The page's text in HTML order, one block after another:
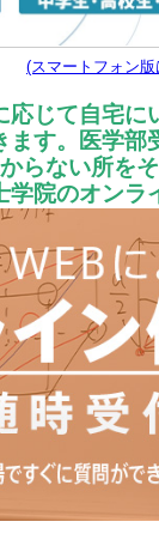
(スマートフォン
応じて自宅に
ます。医学
らない所を
学院のオンラ